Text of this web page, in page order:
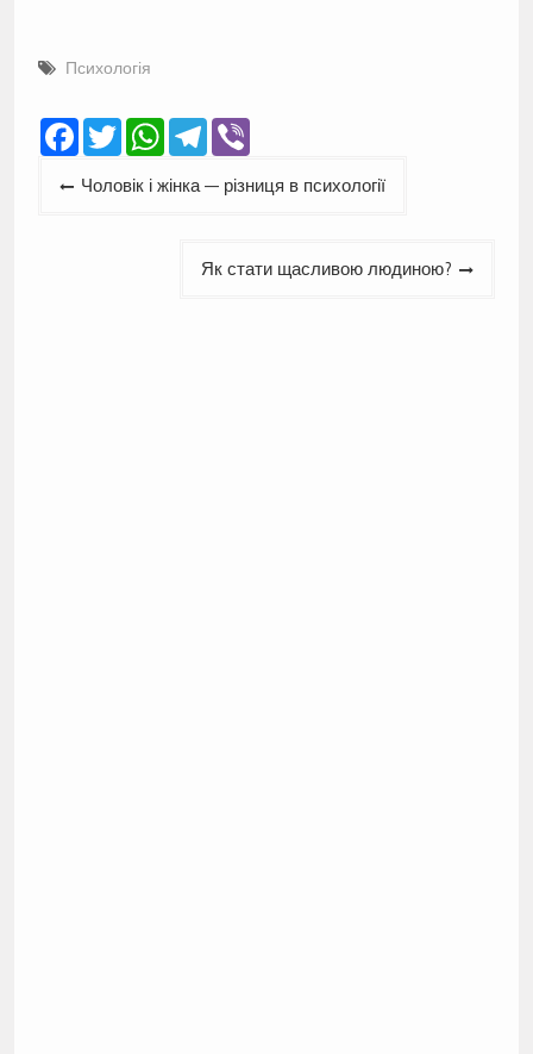
Психологія
Facebook
TwitterWhatsApp
Telegram
Viber
Навігація
Чоловік і жінка — різниця в психології
Як стати щасливою людиною?